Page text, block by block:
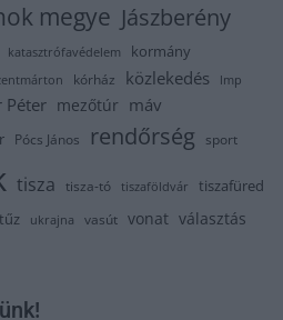
megye Jászberény
katasztrófavédelem kormány
kórház közlekedés lmp
Péter mezőtúr máv
Pócs János rendőrség sport
tisza tisza-tó tiszaföldvár tiszafüred
tűz ukrajna vasút vonat választás